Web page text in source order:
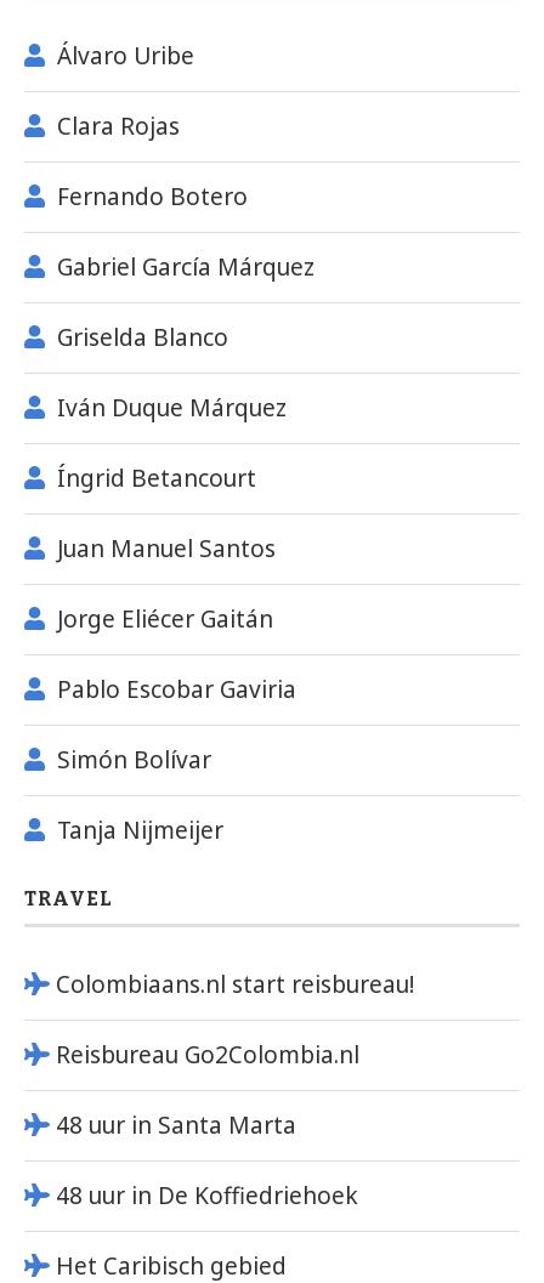
Álvaro Uribe
Clara Rojas
Fernando Botero
Gabriel García Márquez
Griselda Blanco
Iván Duque Márquez
Íngrid Betancourt
Juan Manuel Santos
Jorge Eliécer Gaitán
Pablo Escobar Gaviria
Simón Bolívar
Tanja Nijmeijer
TRAVEL
Colombiaans.nl start reisbureau!
Reisbureau Go2Colombia.nl
48 uur in Santa Marta
48 uur in De Koffiedriehoek
Het Caribisch gebied